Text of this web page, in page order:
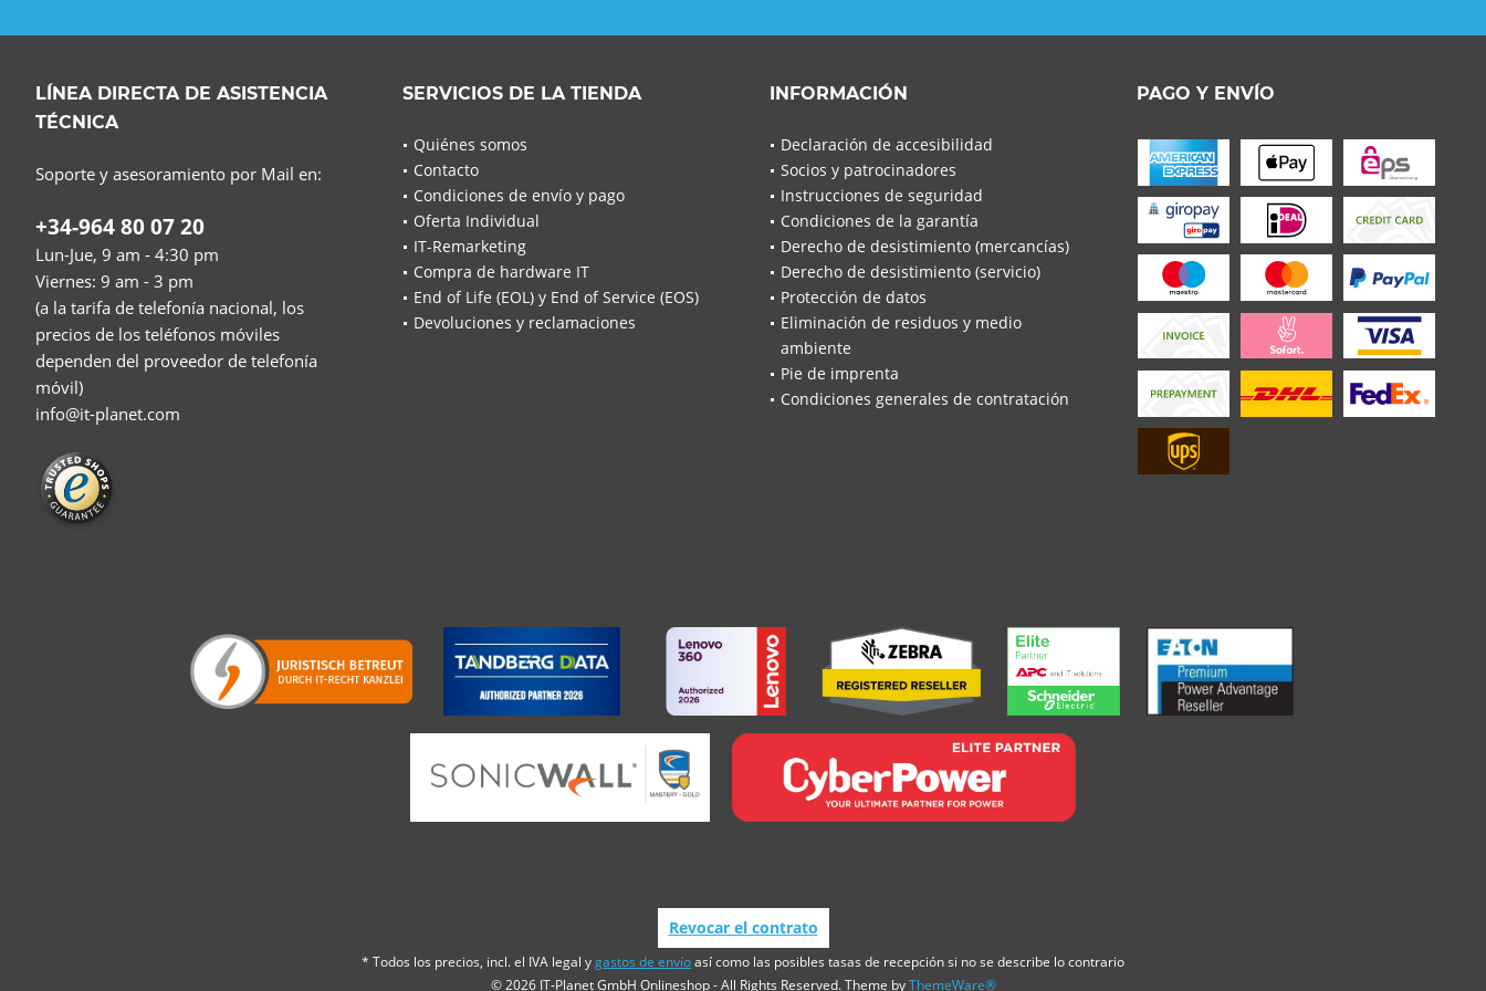
LÍNEA DIRECTA DE ASISTENCIA
TÉCNICA
Soporte y asesoramiento por Mail en:
+34-964 80 07 20
Lun-Jue, 9 am - 4:30 pm
Viernes: 9 am - 3 pm
(a la tarifa de telefonía nacional, los
precios de los teléfonos móviles
dependen del proveedor de telefonía
móvil)
info@it-planet.com
SERVICIOS DE LA TIENDA
Quiénes somos
Contacto
Condiciones de envío y pago
Oferta Individual
IT-Remarketing
Compra de hardware IT
End of Life (EOL) y End of Service (EOS)
Devoluciones y reclamaciones
INFORMACIÓN
Declaración de accesibilidad
Socios y patrocinadores
Instrucciones de seguridad
Condiciones de la garantía
Derecho de desistimiento (mercancías)
Derecho de desistimiento (servicio)
Protección de datos
Eliminación de residuos y medio
ambiente
Pie de imprenta
Condiciones generales de contratación
PAGO Y ENVÍO
Revocar el contrato
* Todos los precios, incl. el IVA legal ygastos de envíoasí como las posibles tasas de recepción si no se describe lo contrario
© 2026 IT-Planet GmbH Onlineshop - All Rights Reserved. Theme byThemeWare®